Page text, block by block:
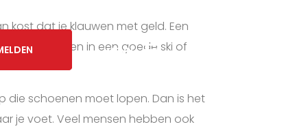
MENU
MENU
MENU
kost dat je klauwen met geld. Een
te investeren in een goede ski of
die schoenen moet lopen. Dan is het
je voet. Veel mensen hebben ook